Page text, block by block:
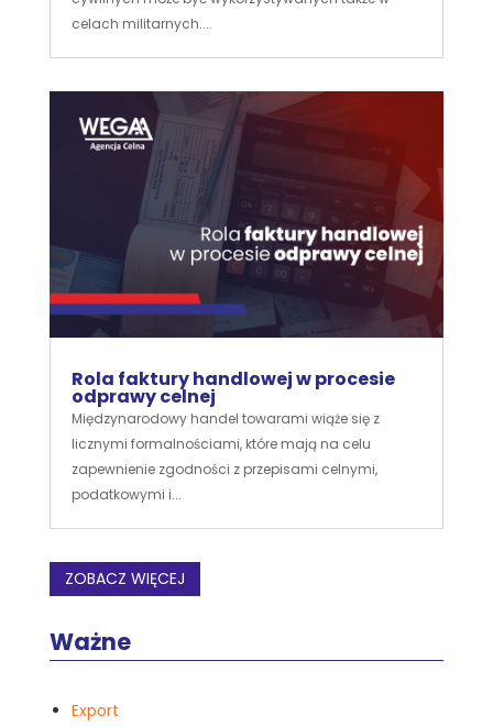
celach militarnych....
Rola faktury handlowej w procesie
odprawy celnej
Międzynarodowy handel towarami wiąże się z
licznymi formalnościami, które mają na celu
zapewnienie zgodności z przepisami celnymi,
podatkowymi i...
ZOBACZ WIĘCEJ
Ważne
Export